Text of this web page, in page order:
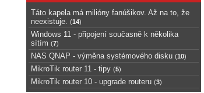
Táto kapela má milióny fanúšikov. Až na to, že
neexistuje.
(14)
Windows 11 - připojení současně k několika
sítím (7)
NAS QNAP - výměna systémového disku (10)
MikroTik router 11 - tipy (5)
MikroTik router 10 - upgrade routeru (3)